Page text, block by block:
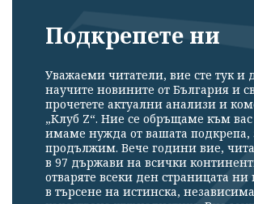
Подкрепете ни
Уважаеми читатели, вие сте тук и
научите новините от България и
прочетете актуални анализи и
„Клуб Z“. Ние се обръщаме към
имаме нужда от вашата подкрепа,
продължим. Вече години вие,
в 97 държави на всички
отваряте всеки ден страницата ни
в търсене на истинска,